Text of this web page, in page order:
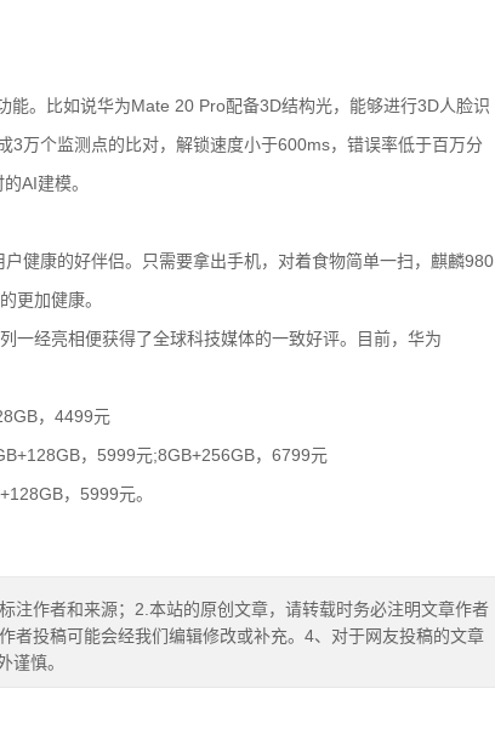
。比如说华为Mate 20 Pro配备3D结构光，能够进行3D人脸识
万个监测点的比对，解锁速度小于600ms，错误率低于百万分
AI建模。
康的好伴侣。只需要拿出手机，对着食物简单一扫，麒麟980
更加健康。
经亮相便获得了全球科技媒体的一致好评。目前，华为
，4499元
，5999元;8GB+256GB，6799元
，5999元。
注作者和来源；2.本站的原创文章，请转载时务必注明文章作者
者投稿可能会经我们编辑修改或补充。4、对于网友投稿的文章
谨慎。